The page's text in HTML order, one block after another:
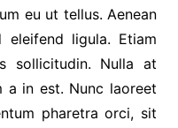
eu ut tellus. Aenean
eleifend ligula. Etiam
sollicitudin. Nulla at
a in est. Nunc laoreet
pharetra orci, sit